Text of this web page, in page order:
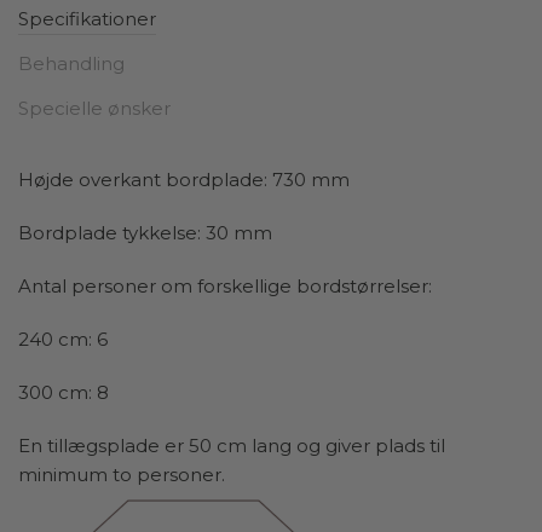
det raffinerede understel. De fire firkantede ben er let
skråtstillede, hvilket skaber en interessant dynamik og
Denne subtile detalje giver bordet et moderne præg
skaber også en visuel balance, som gør bordet
elegant, uden at det virker tungt eller klodset i
perfekt ind i både moderne og klassiske hjem. Det
små spiseområder, hvor det kan fungere som det
ikke kun smukt, men også funktionelt – til særlige,
festlige begivenheder kan bordet udvides med op til
to tillægsplader, som enten kan tilkøbes i samme
Specifikationer
Behandling
Specielle ønsker
Højde overkant bordplade: 730 mm
Bordplade tykkelse: 30 mm
Antal personer om forskellige bordstørrelser:
240 cm: 6
300 cm: 8
En tillægsplade er 50 cm lang og giver plads til
minimum to personer.